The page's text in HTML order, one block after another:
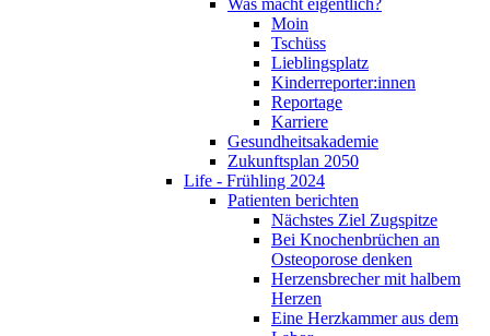
Was macht eigentlich?
Moin
Tschüss
Lieblingsplatz
Kinderreporter:innen
Reportage
Karriere
Gesundheitsakademie
Zukunftsplan 2050
Life - Frühling 2024
Patienten berichten
Nächstes Ziel Zugspitze
Bei Knochenbrüchen an
Osteoporose denken
Herzensbrecher mit halbem
Herzen
Eine Herzkammer aus dem